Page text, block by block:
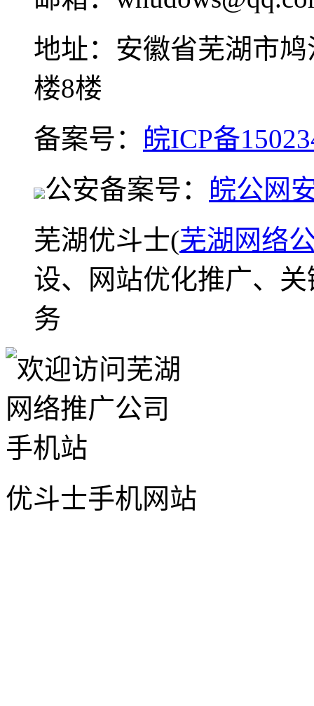
地址：安徽省芜湖市
楼8楼
备案号： 皖ICP备
公安备案号： 皖公网
芜湖优斗士(芜湖网络
设、网站优化推广、
务
优斗士手机网站